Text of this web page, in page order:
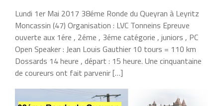
Lundi 1er Mai 2017 38éme Ronde du Queyran à Leyritz
Moncassin (47) Organisation : LVC Tonneins Epreuve
ouverte aux 1ére , 2éme , 3éme catégorie , juniors , PC
Open Speaker : Jean Louis Gauthier 10 tours = 110 km
Dossards 14 heure , départ : 15 heure. Une cinquantaine
de coureurs ont fait parvenir […]